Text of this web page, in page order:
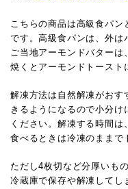
こちらの商品は高級食パン
です。高級食パンは、外は
ご当地アーモンドバターは
焼くとアーモンドトースト
解凍方法は自然解凍がおす
きるようになるので小分
ください。解凍する時間は
食べるときは冷凍のままで
ただし4枚切など分厚いも
冷蔵庫で保存や解凍してし